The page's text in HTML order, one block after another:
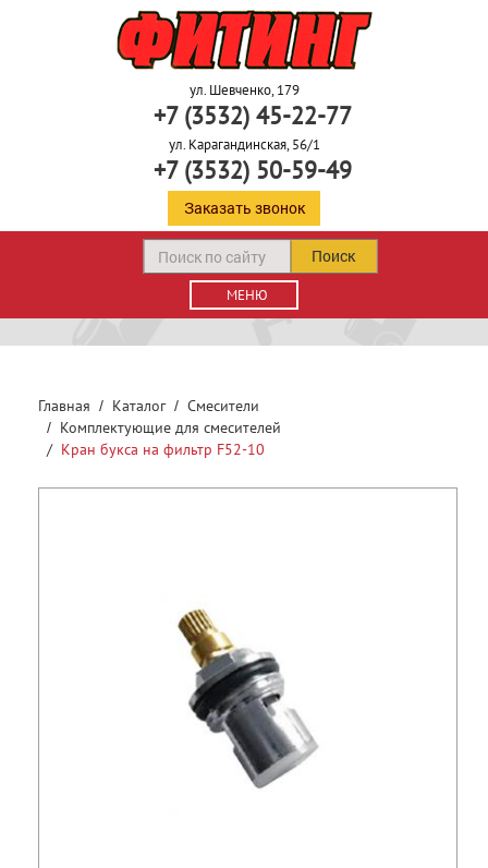
ул. Шевченко, 179
+7 (3532) 45-22-77
ул. Карагандинская, 56/1
+7 (3532) 50-59-49
Заказать звонок
МЕНЮ
Поиск
Главная Каталог
Смесители
Комплектующие для смесителей
Кран букса на фильтр F52-10